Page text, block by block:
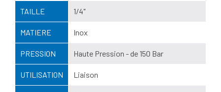
TAILLE 1/4"
MATIERE Inox
PRESSION Haute Pression - de 150 Bar
UTILISATION Liaison